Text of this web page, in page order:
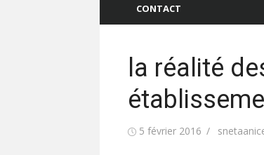
CONTACT
la réalité
Publié5 février 2016 Auteur/